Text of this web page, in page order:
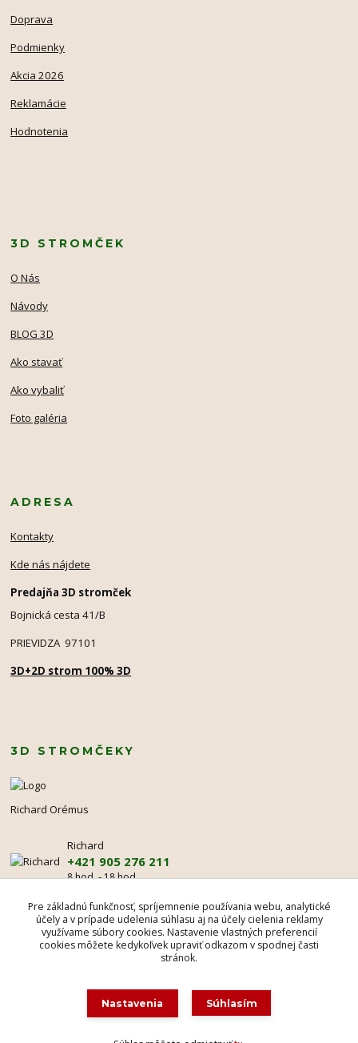
Doprava
Podmienky
Akcia 2026
Reklamácie
Hodnotenia
3D STROMČEK
O Nás
Návody
BLOG 3D
Ako stavať
Ako vybaliť
Foto galéria
ADRESA
Kontakty
Kde nás nájdete
Predajňa 3D stromček
Bojnická cesta 41/B
PRIEVIDZA 97101
3D+2D strom 100% 3D
3D STROMČEKY
Richard Orémus
Richard
+421 905 276 211
8 hod. - 18 hod.
mr@3dstromcek.sk
Pre základnú funkčnosť, spríjemnenie používania webu, analytické
účely a v prípade udelenia súhlasu aj na účely cielenia reklamy
využívame súbory cookies. Nastavenie vlastných preferencií
cookies môžete kedykoľvek upraviť odkazom v spodnej časti
stránok.
Nastavenia Súhlasím